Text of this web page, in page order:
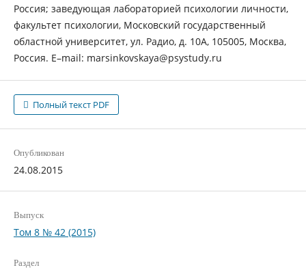
Россия; заведующая лабораторией психологии личности,
факультет психологии, Московский государственный
областной университет, ул. Радио, д. 10А, 105005, Москва,
Россия. E–mail: marsinkovskaya@psystudy.ru
Полный текст PDF
Опубликован
24.08.2015
Выпуск
Том 8 № 42 (2015)
Раздел